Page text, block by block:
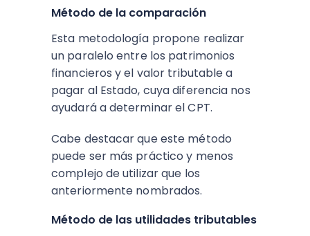
Método de la comparación
Esta metodología propone realizar
un paralelo entre los patrimonios
financieros y el valor tributable a
pagar al Estado, cuya diferencia nos
ayudará a determinar el CPT.
Cabe destacar que este método
puede ser más práctico y menos
complejo de utilizar que los
anteriormente nombrados.
Método de las utilidades tributables